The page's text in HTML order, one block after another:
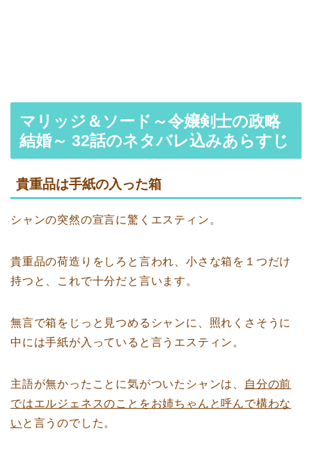
マリッジ＆ソード～令嬢剣士の政略
結婚～ 32話のネタバレ込みあらすじ
貴重品は手紙の入った箱
シャンの突然の宣言に驚くエスティン。
貴重品の荷造りをしろと言われ、小さな箱を１つだけ
持つと、これで十分だと言います。
無言で箱をじっと見つめるシャンに、照れくさそうに
中には手紙が入っていると言うエスティン。
主語が無かったことに気がついたシャンは、
自分の前
ではエルジェネスのことをお姉ちゃんと呼んで構わな
い と言うのでした。